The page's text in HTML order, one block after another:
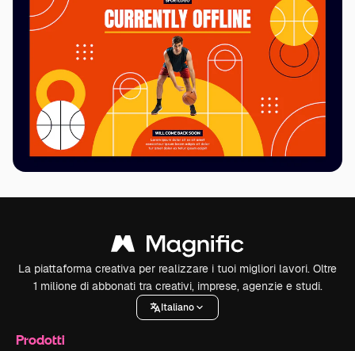
La piattaforma creativa per realizzare i tuoi migliori lavori. Oltre
1 milione di abbonati tra creativi, imprese, agenzie e studi.
Italiano
Prodotti